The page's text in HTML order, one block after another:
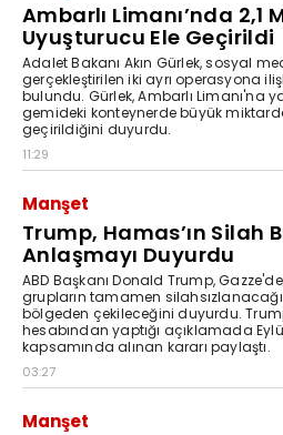
Ambarlı Limanı’nda 2,1
Uyuşturucu Ele Geçirildi
Adalet Bakanı Akın Gürlek, sosyal
gerçekleştirilen iki ayrı operasyona
bulundu. Gürlek, Ambarlı Limanı'na
gemideki konteynerde büyük
geçirildiğini duyurdu.
11:29
Manşet
Trump, Hamas’ın Silah
Anlaşmayı Duyurdu
ABD Başkanı Donald Trump,
grupların tamamen
bölgeden çekileceğini duyurdu.
hesabından yaptığı açıklamada
kapsamında alınan kararı paylaştı.
03:27
Manşet